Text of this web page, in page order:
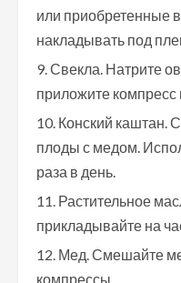
или приобретенные
накладывать под
Свекла. Натрите
приложите компресс
Конский каштан.
плоды с медом.
раза в день.
Растительное
прикладывайте на
Мед. Смешайте
компрессы.